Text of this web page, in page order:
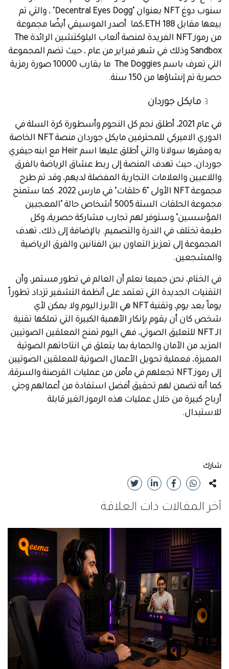
سنوب دوغ NFT بعنوان "Decentral Eyes Dogg" ، والتي تم
بيعها مقابل 188 ETH،كما أصدر الموسيقي أيضًا مجموعة
من رموز NFT الفريدة لمنصة ألعاب البلوكتشين الرائدة The
Sandbox وذلك في شهر فبراير من عام ، حيث تضم المجموعة
التي تعرف باسم The Doggies ما يقارب 10000 صورة رمزية
حصرية تم إنشاؤها من 150 سنة.
مايكل جوردان
في عام 2021، أطلق نجم كل النجوم وأسطورة كرة السلة في
الدوري الاميركي للمحترفين مايكل جوردان منصة NFT الخاصة
به ومقرها سولانا والتي أطلق عليها اسم Heir مع ابنه جيفري
جوردان، حيث تهدف المنصة إلى ربط عشاق الرياضة بالفرق
واللاعبين والعلامات التجارية المفضلة لديهم، وقد تم طرح
مجموعة NFT الأولى "6 حلقات" في مارس 2022. كما ستمنح
مجموعة الحلقات الستة 5005 أشخاص حالة "المعجبين
المؤسسين" وستوفر لهم تجارب مشاركة حصرية، وكل
طبعة تختلف في الندرة والتصميم. بالإضافة إلى ذلك، تهدف
المجموعة إلى تعزيز التعاون بين الفنانين والفرق الرياضية
والمشجعين.
في الختام، نحن جميعا نعلم أن العالم في تطور مستمر، وأن
التقنيات الجديدة التي تعتمد على أنظمة التشفير تزداد تطوراً
يوماً بعد يوم، وتقنية NFT هي الأبرز اليوم ولا يمكن لأي
شخص كان أن يقوم بإنكار الأهمية الكبيرة التي تملكها تقنية
الـ NFT للتعليق الصوتي، فهي اليوم تمنح المعلقين الصوتيين
المزيد من الأمان والحماية بما يتعلق في انتاجاتهم الصوتية
المميزة، فعملية تحويل الأعمال الصوتية للمعلقين الصوتيين
إلى رموز NFT تجعلهم في مأمن من عمليات القرصنة والسرقة،
كما أنه تضمن لهم تحقيق أفضل استفادة من أعمالهم وجني
أرباح كبيرة من خلال عمليات هذه الرموز الغير قابلة
للاستبدال.
شارك
آخر المقالات ذات العلاقة